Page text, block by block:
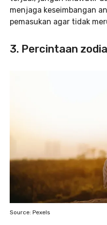
menjaga keseimbangan
pemasukan agar tidak
3. Percintaan
Source: Pexels